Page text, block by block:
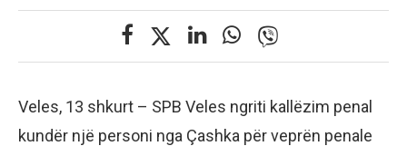
Veles, 13 shkurt – SPB Veles ngriti kallëzim penal
kundër një personi nga Çashka për veprën penale